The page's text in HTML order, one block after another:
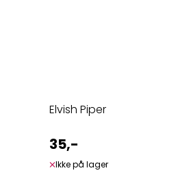
Elvish Piper
35,-
Ikke på lager